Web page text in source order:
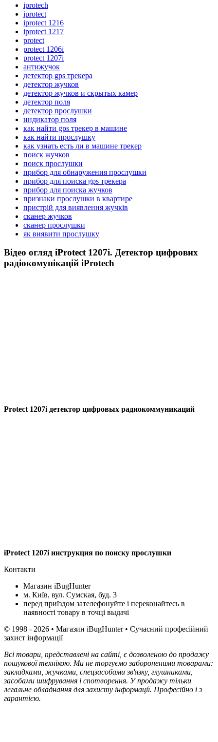
iprotech
iprotect
iprotect 1216
iprotect 1217
protect
protect 1206i
protect 1207i
антижучок
детектор gps трекера
детектор жучков
детектор жучков и скрытых камер
детектор поля
детектор прослушки
индикатор поля
как найти gps трекер в машине
как найти прослушку
как узнать есть ли в машине трекер
поиск жучков
поиск прослушки
прибор для обнаружения прослушки
прибор для поиска gps трекера
прибор для поиска жучков
признаки прослушки в квартире
пристрій для виявлення жучків
сканер жучков
сканер прослушки
як виявити прослушку
Відео огляд iProtect 1207i. Детектор цифрових
радіокомунікацій iProtech
Protect 1207i детектор цифровых радиокоммуникаций
iProtect 1207i инструкция по поиску прослушки
Контакти
Магазин iBugHunter
м. Київ, вул. Сумская, буд. 3
перед приїздом зателефонуйте і переконайтесь в
наявності товару в точці выдачі
© 1998 - 2026 • Магазин iBugHunter • Сучасний професійний
захист інформації
Всі товари, представлені на сайті, є дозволеною до продажу
пошукової технікою. Ми не торгуємо забороненими товарами:
закладками, жучками, спецзасобами зв'язку, глушниками,
засобами шифрування і спотворення. У продажу тільки
легальне обладнання для захисту інформації. Професійно і з
гарантією.